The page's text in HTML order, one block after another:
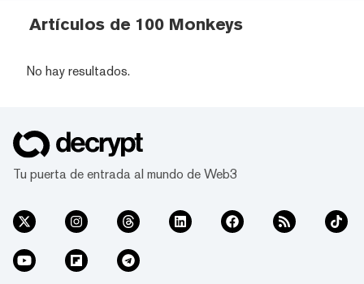
Artículos de 100 Monkeys
No hay resultados.
Tu puerta de entrada al mundo de Web3